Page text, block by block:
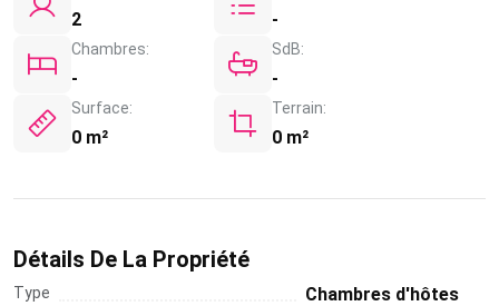
2 -
Chambres:
-
SdB:
-
Surface:
0 m²
Terrain:
0 m²
Détails De La Propriété
Type Chambres d'hôtes